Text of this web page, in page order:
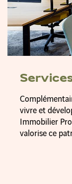
vivre et
Immobilier
valorise ce